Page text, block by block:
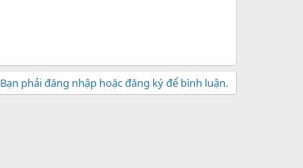
Bạn phải đăng nhập hoặc đăng ký để bình luận.